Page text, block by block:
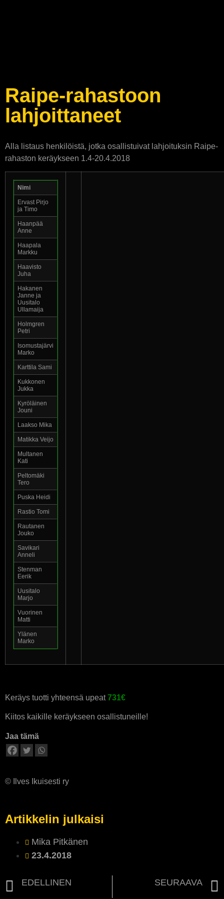
Raipe-rahastoon
lahjoittaneet
Alla listaus henkilöistä, jotka osallistuivat lahjoituksin Raipe-
rahaston keräykseen 1.4-20.4.2018
Nimi
Ervast Pirjo
ja Timo
Haanpää
Anne
Haapala
Markku
Haavisto
Juha
Hakanen
Janne ja
Uusitalo
Ullamaija
Holmgren
Petri
Isomustajärvi
Marko
Karttila Sami
Kukkonen
Jukka
Kyröläinen
Jouni
Laakso Mika
Matikka Veijo
Multanen
Kati
Peltomäki
Tero
Puska Heidi
Rastio Tomi
Rautanen
Jouko
Savikari
Anneli
Stenman
Eerik
Uusitalo
Marjo
Vuorinen
Matti
Ylänen
Marko
Keräys tuotti yhteensä upeat731€
Kiitos kaikille keräykseen osallistuneille!
Jaa tämä
© Ilves Ikuisesti ry
Artikkelin julkaisi
Mika Pitkänen
23.4.2018
EDELLINEN SEURAAVA